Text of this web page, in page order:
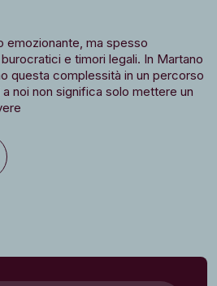
emozionante, ma spesso
e timori legali. In Martano
questa complessità in un percorso
noi non significa solo mettere un